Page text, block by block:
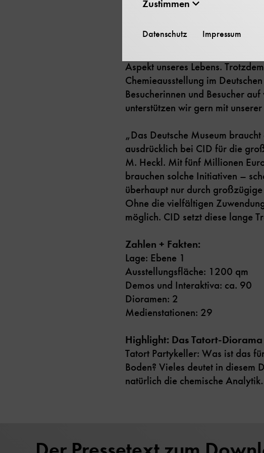
Aspekt unseres Lebens.
Chemieausstellung im
Besucherinnen und Besucher
unterstützen wir gern mit
„Das Deutsche Museum
ausdrücklich bei CID für die
M. Heckl. Mit fünf Millionen
brauchen solche Initiativen –
überhaupt nur durch
Ohne die vielfältigen
möglich. CID setzt diese lange
Zahlen + Fakten:
Lage: Ebene 1
Ausstellungsfläche: 1200 qm
Demos und Interaktiva: ca. 90
Dioramen: 2
Medienstationen: 29
Highlight: Das Tatort-Diorama
Tatort Partykeller: Was ist das
Boden? Vieles deutet in diesem
natürlich die chemische
Zustimmen
Datenschutz Impressum